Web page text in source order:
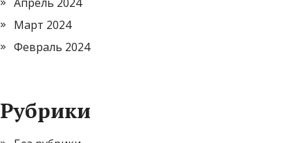
Март 2024
Февраль 2024
Рубрики